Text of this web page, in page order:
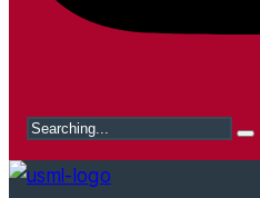
Search
for: